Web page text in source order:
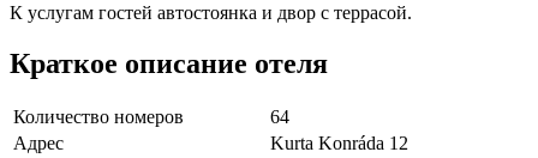
К услугам гостей автостоянка и двор с террасой.
Краткое описание отеля
Количество номеров
64
Адрес
Kurta Konráda 12